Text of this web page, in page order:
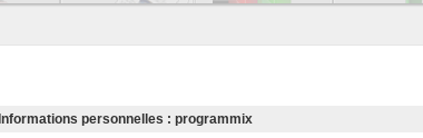
Informations personnelles : programmix